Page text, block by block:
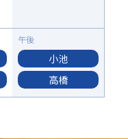
小池
高橋